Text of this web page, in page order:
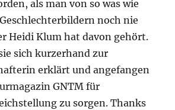
als man von so was wie
noch nie
Heidi Klum hat davon gehört.
sich kurzerhand zur
erklärt und angefangen
GNTM für
zu sorgen. Thanks